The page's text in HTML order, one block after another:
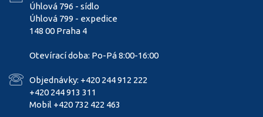
Úhlová 796 - sídlo
Úhlová 799 - expedice
148 00 Praha 4
Otevírací doba: Po-Pá 8:00-16:00
Objednávky: +420 244 912 222
+420 244 913 311
Mobil +420 732 422 463